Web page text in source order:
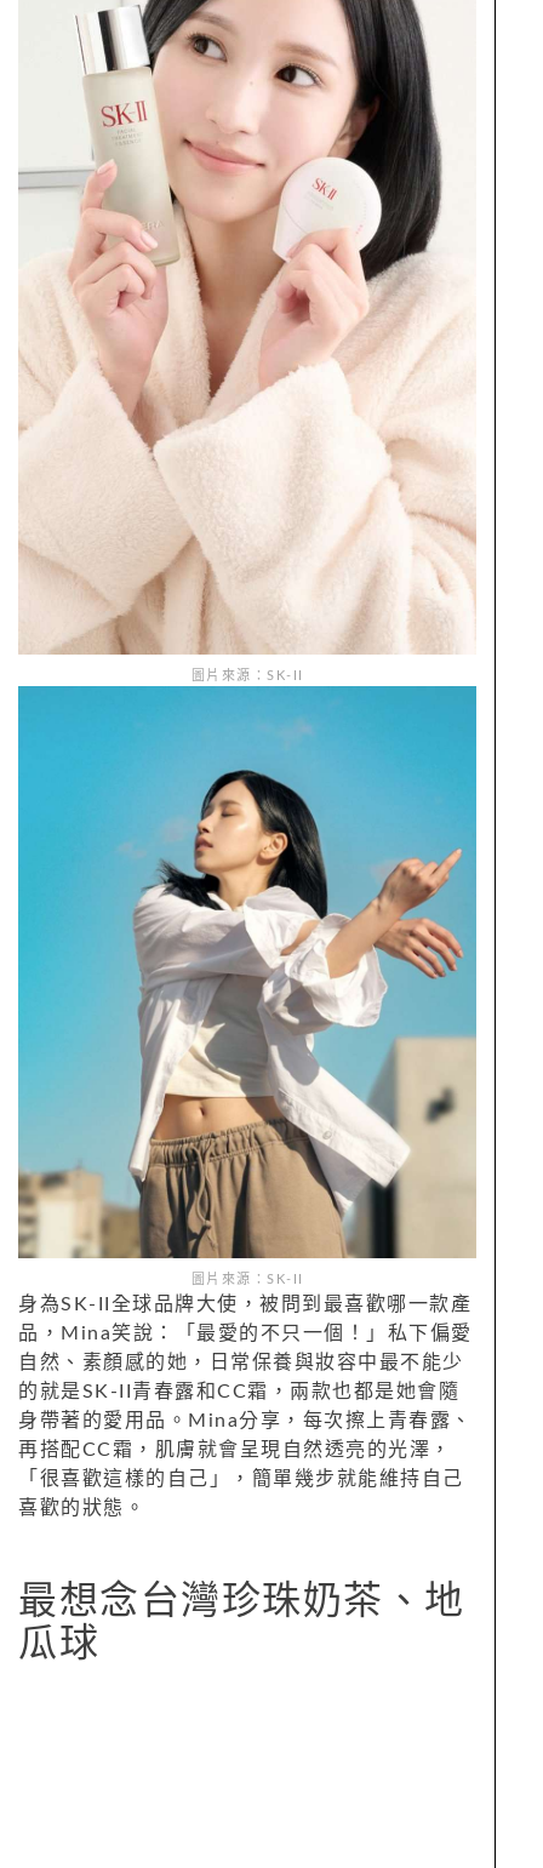
圖片來源：SK-II
圖片來源：SK-II
身為SK-II全球品牌大使，被問到最喜歡哪一款產
品，Mina笑說：「最愛的不只一個！」私下偏愛
自然、素顏感的她，日常保養與妝容中最不能少
的就是SK-II青春露和CC霜，兩款也都是她會隨
身帶著的愛用品。Mina分享，每次擦上青春露、
再搭配CC霜，肌膚就會呈現自然透亮的光澤，
「很喜歡這樣的自己」，簡單幾步就能維持自己
喜歡的狀態。
最想念台灣珍珠奶茶、地
瓜球